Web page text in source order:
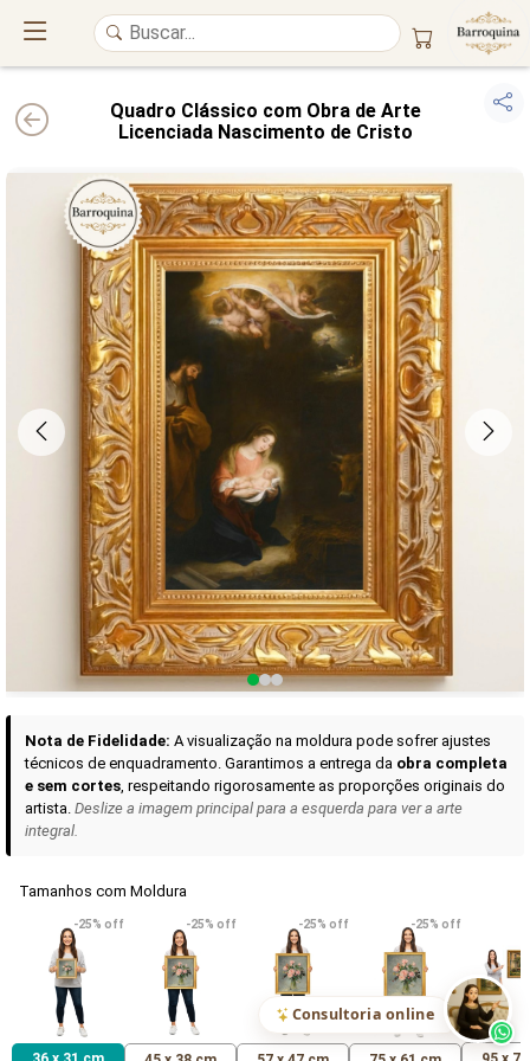
UM ATELIÊ 100% FINE ART
Trazemos a imponência das maiores obras de arte do mundo
alto padrão da sua casa. Nosso acervo reúne a genialidade degrandes
pintores renomados, resgatando artes reais
e o requinte inconfundível
das obras doséculo XIX. Produção artesanal em Canvas 100% Algodão
molduras em Madeira Maciçae impressão com Pigmentação Mineral
QUALIDADE DE MUSEU GARANTIA ETERNA
Curadoria das Campanhas
A seleção de obras-primas apresentadas em nossos vídeos nas redes
sociais, reunidas aqui para sua apreciação.
VER DETALHES
Madona de Loreto
R$ 538,42
VER DETALHES
Narciso- caravaggio
R$ 365,92
VER
Maria
uma Rosa
R$ 365,92
Consultoria online
Quadro Clássico com Obra de Arte
Licenciada Nascimento de Cristo
Nota de Fidelidade: A visualização na moldura pode sofrer ajustes
técnicos de enquadramento. Garantimos a entrega da obra completa
e sem cortes, respeitando rigorosamente as proporções originais do
artista. Deslize a imagem principal para a esquerda para ver a arte
integral.
Tamanhos com Moldura
-25% off -25% off -25% off -25% off